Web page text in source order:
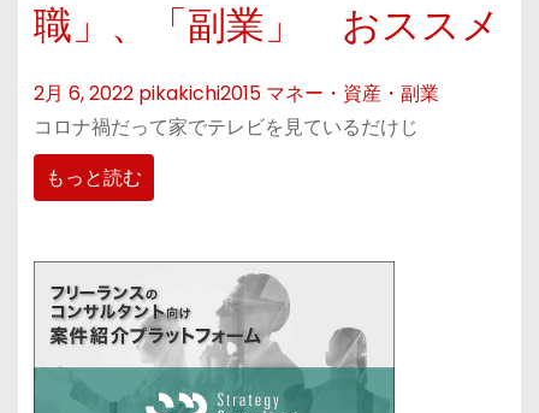
職」、「副業」 おススメ
2月 6, 2022 pikakichi2015 マネー・資産・副業
コロナ禍だって家でテレビを見ているだけじ
もっと読む